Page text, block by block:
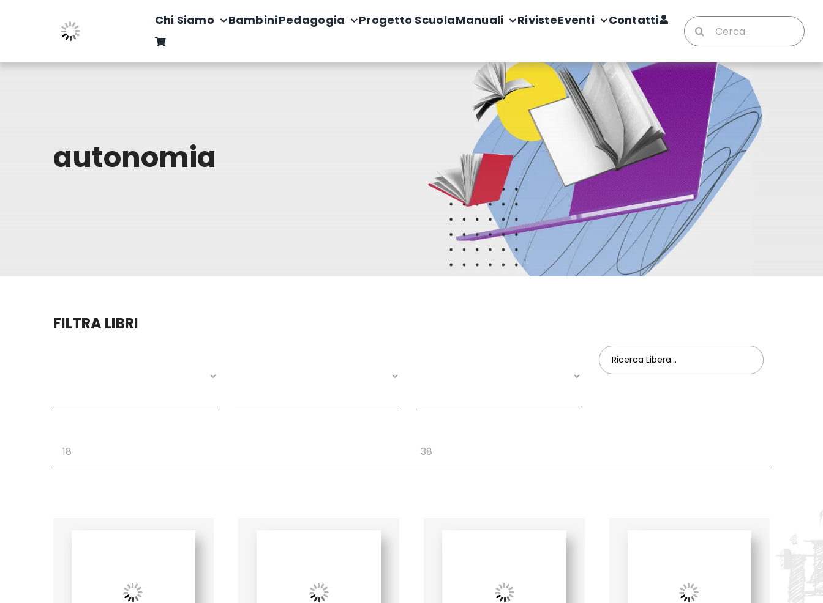
Chi Siamo BambiniPedagogia Progetto ScuolaManuali RivisteEventi Contatti
Cerca
per:
autonomia
FILTRA LIBRI